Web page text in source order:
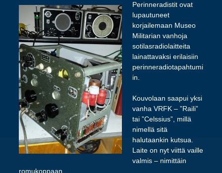
Perinneradistit ovat
lupautuneet
korjailemaan Museo
Militarian vanhoja
sotilasradiolaitteita
lainattavaksi erilaisiin
perinneradiotapahtumi
in.
Kouvolaan saapui yksi
vanha VRFK – ”Raili”
tai ”Celssius”, millä
nimellä sitä
halutaankin kutsua.
Laite on nyt viittä vaille
valmis – nimittäin
romukoppaan.